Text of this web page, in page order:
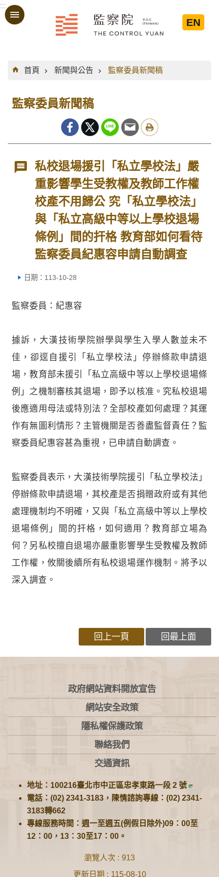
跳到主要內容區塊
:::
EN
:::
首頁
新聞與公告 監察委員新聞稿
監察委員新聞稿
私校退場援引「私立學校法」嚴
重影響學生受教權及教師工作權
校產不用歸公 究「私立學校法」
與「私立高級中等以上學校退場
條例」間的扞格 教育部如何看待
監察委員紀惠容申請自動調查
日期：113-10-28
監察委員：紀惠容
據訴，大漢技術學院辦學與學生入學人數並未不
佳，卻逕自援引「私立學校法」停辦條款申請退
場，教育部未援引「私立高級中等以上學校退場條
例」之機制審核其退場，即予以核准。究私校退場
後應適用母法或特別法？全部校產如何處理？其運
作有無圖利情形？主管機關是否善盡監督責任？監
察委員紀惠容甚為重視，已申請自動調查。
監察委員表示，大漢技術學院援引「私立學校法」
停辦條款申請退場，其校產是否捐贈政府或有其他
處理機制均不明確，又與「私立高級中等以上學校
退場條例」間的扞格，如何適用？教育部立場為
何？另私校擅自退場亦嚴重影響學生受教權及教師
工作權，攸關後續所有私校退場運作機制。將予以
深入調查。
回上一頁 回最上面
:::
政府網站資料開放宣告
網站安全政策
隱私權保護政策
聯絡我們
交通資訊
地址：100216臺北市中正區忠孝東路一段 2 號
電話：(02) 2341-3183，陳情諮詢專線：(02) 2341-
3183轉662
專線服務時間：週一至週五(例假日除外)09：00至
12：00，13：30至17：00。
瀏覽人次
913
更新日期
115-08-10